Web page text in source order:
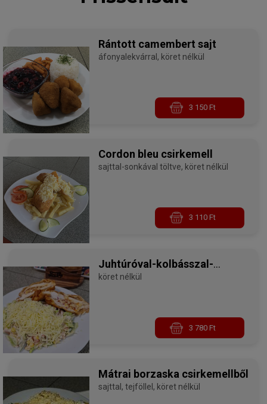
Rántott camembert sajt
áfonyalekvárral, köret nélkül
3 150 Ft
Cordon bleu csirkemell
sajttal-sonkával töltve, köret nélkül
3 110 Ft
Juhtúróval-kolbásszal-
lilahagymával töltött
köret nélkül
3 780 Ft
Mátrai borzaska csirkemellből
sajttal, tejföllel, köret nélkül